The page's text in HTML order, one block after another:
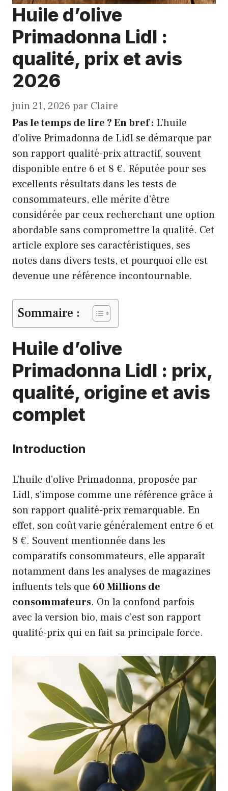
Huile d’olive
Primadonna Lidl :
qualité, prix et avis
2026
juin 21, 2026 par Claire
Pas le temps de lire ? En bref : L’huile
d’olive Primadonna de Lidl se démarque par
son rapport qualité-prix attractif, souvent
disponible entre 6 et 8 €. Réputée pour ses
excellents résultats dans les tests de
consommateurs, elle mérite d’être
considérée par ceux recherchant une option
abordable sans compromettre la qualité. Cet
article explore ses caractéristiques, ses
notes dans divers tests, et pourquoi elle est
devenue une référence incontournable.
Sommaire :
Huile d’olive
Primadonna Lidl : prix,
qualité, origine et avis
complet
Introduction
L’huile d’olive Primadonna, proposée par
Lidl, s’impose comme une référence grâce à
son rapport qualité-prix remarquable. En
effet, son coût varie généralement entre 6 et
8 €. Souvent mentionnée dans les
comparatifs consommateurs, elle apparaît
notamment dans les analyses de magazines
influents tels que 60 Millions de
consommateurs. On la confond parfois
avec la version bio, mais c’est son rapport
qualité-prix qui en fait sa principale force.